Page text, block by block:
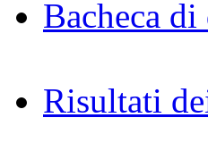
Bacheca di
Risultati